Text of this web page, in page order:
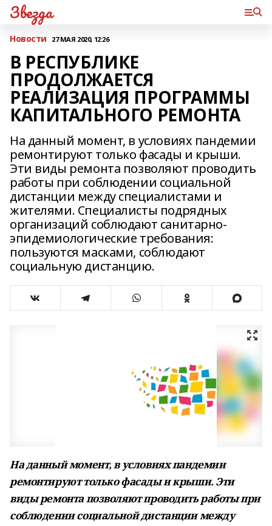
Звезда
Новости 27 МАЯ 2020, 12:26
В РЕСПУБЛИКЕ
ПРОДОЛЖАЕТСЯ
РЕАЛИЗАЦИЯ ПРОГРАММЫ
КАПИТАЛЬНОГО РЕМОНТА
На данный момент, в условиях пандемии
ремонтируют только фасады и крыши.
Эти виды ремонта позволяют проводить
работы при соблюдении социальной
дистанции между специалистами и
жителями. Специалисты подрядных
организаций соблюдают санитарно-
эпидемиологические требования:
пользуются масками, соблюдают
социальную дистанцию.
На данный момент, в условиях пандемии
ремонтируют только фасады и крыши. Эти
виды ремонта позволяют проводить работы при
соблюдении социальной дистанции между